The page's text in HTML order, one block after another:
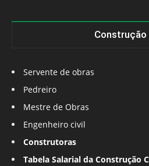
Construção
Servente de obras
Pedreiro
Mestre de Obras
Engenheiro civil
Construtoras
Tabela Salarial da Construção